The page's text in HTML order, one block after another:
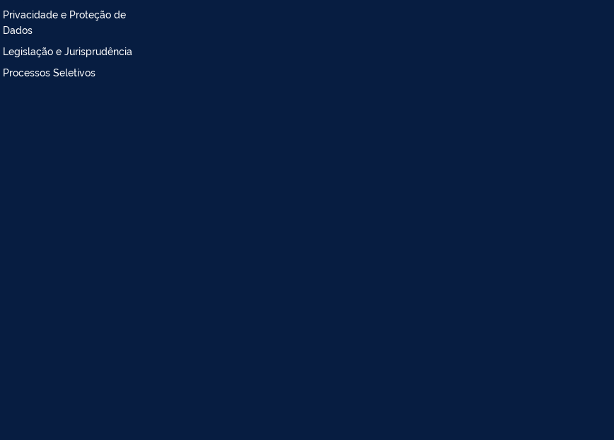
Privacidade e Proteção de
Dados
Legislação e Jurisprudência
Processos Seletivos